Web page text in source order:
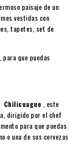
paisaje de un
vestidas con
tapetes, set de
que puedas
Chilicuague , este
dirigido por el chef
para que puedas
o una de sus cervezas